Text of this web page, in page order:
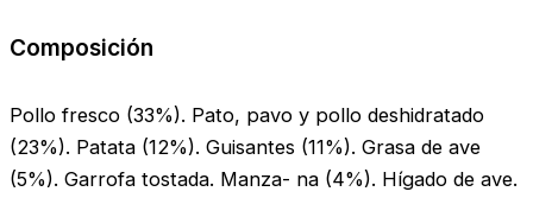
Composición
Pollo fresco (33%). Pato, pavo y pollo deshidratado
(23%). Patata (12%). Guisantes (11%). Grasa de ave
(5%). Garrofa tostada. Manza- na (4%). Hígado de ave.